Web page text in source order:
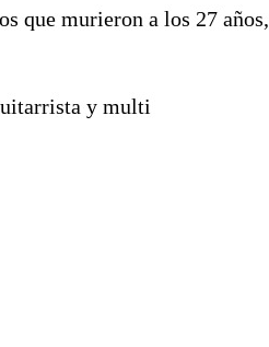
que murieron a los 27 años,
y multi